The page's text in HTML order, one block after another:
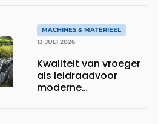
MACHINES & MATERIEEL
13 JULI 2026
Kwaliteit van vroeger
als leidraadvoor
moderne